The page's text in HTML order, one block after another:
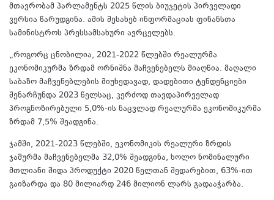
მთავრობამ პარლამენტს 2025 წლის ბიუჯეტის პირველადი
ვერსია წარუდგინა. ამის შესახებ ინფორმაციას ფინანსთა
სამინისტროს პრესსამსახური ავრცელებს.
„როგორც ცნობილია, 2021-2022 წლებში რეალურმა
ეკონომიკურმა ზრდამ ორნიშნა მაჩვენებელს მიაღწია. მაღალი
საბაზო მაჩვენებლების მიუხედავად, დადებითი ტენდენციები
შენარჩუნდა 2023 წელსაც, კერძოდ თავდაპირველად
პროგნოზირებული 5,0%-ის ნაცვლად რეალურმა ეკონომიკურმა
ზრდამ 7,5% შეადგინა.
ჯამში, 2021-2023 წლებში, ეკონომიკის რეალური ზრდის
ჯამურმა მაჩვენებელმა 32,0% შეადგინა, ხოლო ნომინალური
მთლიანი შიდა პროდუქტი 2020 წელთან შედარებით, 63%-ით
გაიზარდა და 80 მილიარდ 246 მილიონ ლარს გადააჭარბა.